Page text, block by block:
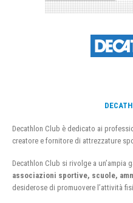
Decathlon Club è dedicato ai
creatore e fornitore di attrezzature
Decathlon Club si rivolge a un’ampia
associazioni sportive, scuole,
desiderose di promuovere l’attività